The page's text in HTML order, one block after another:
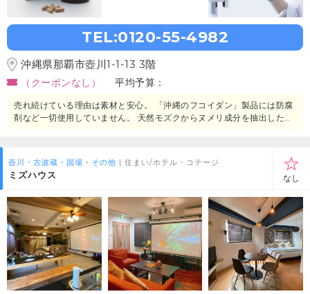
TEL:0120-55-4982
沖縄県那覇市壺川1-1-13 3階
（クーポンなし）
平均予算：
売れ続けている理由は素材と安心。 「沖縄のフコイダン」製品には防腐
剤など一切使用していません。 天然モズクからヌメリ成分を抽出した体
壺川・古波蔵・国場・その他 | 住まい/ホテル・コテージ
ミズハウス なし